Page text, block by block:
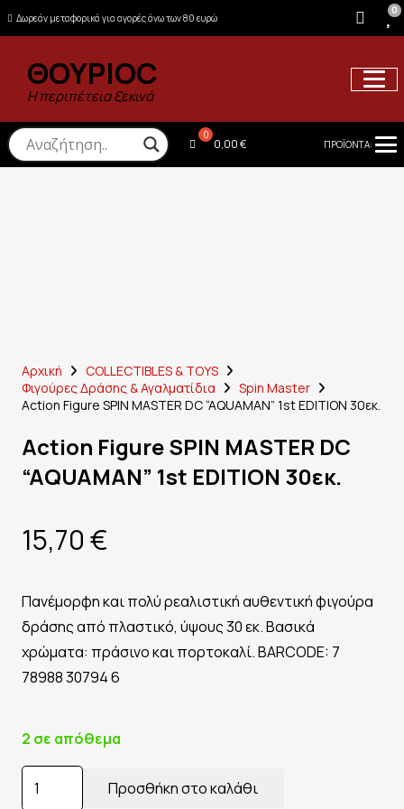
Δωρεάν μεταφορικά για αγορές άνω των 80 ευρώ
0
ΘΟΥΡΙΟC
Η περιπέτεια ξεκινά
0,00€ ΠΡΟΪΟΝΤΑ:
Αρχική
COLLECTIBLES & TOYS
Φιγούρες Δράσης & Αγαλματίδια
Spin Master
Action Figure SPIN MASTER DC “AQUAMAN” 1st EDITION 30εκ.
Action Figure SPIN MASTER DC
“AQUAMAN” 1st EDITION 30εκ.
15,70€
Πανέμορφη και πολύ ρεαλιστική αυθεντική φιγούρα
δράσης από πλαστικό, ύψους 30 εκ. Βασικά
χρώματα: πράσινο και πορτοκαλί. BARCODE: 7
78988 30794 6
2 σε απόθεμα
Figure
Προσθήκη στο καλάθι